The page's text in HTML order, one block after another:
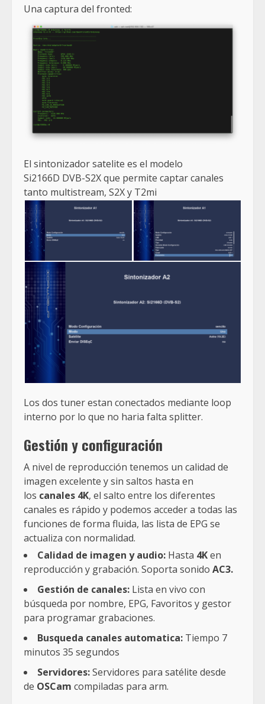
Una captura del fronted:
El sintonizador satelite es el modelo
Si2166D DVB-S2X que permite captar canales
tanto multistream, S2X y T2mi
Los dos tuner estan conectados mediante loop
interno por lo que no haria falta splitter.
Gestión y configuración
A nivel de reproducción tenemos un calidad de
imagen excelente y sin saltos hasta en
los canales 4K, el salto entre los diferentes
canales es rápido y podemos acceder a todas las
funciones de forma fluida, las lista de EPG se
actualiza con normalidad.
Calidad de imagen y audio: Hasta 4Ken
reproducción y grabación. Soporta sonido AC3.
Gestión de canales: Lista en vivo con
búsqueda por nombre, EPG, Favoritos y gestor
para programar grabaciones.
Busqueda canales automatica: Tiempo 7
minutos 35 segundos
Servidores:Servidores para satélite desde
de OSCam compiladas para arm.